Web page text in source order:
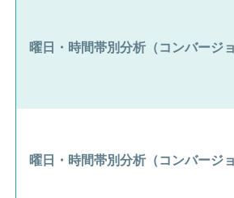
曜日・時間帯別分析（コンバージョ
曜日・時間帯別分析（コンバージョ